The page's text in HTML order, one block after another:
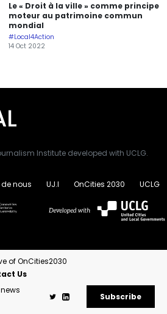
Le « Droit à la ville » comme principe
moteur au patrimoine commun
mondial
#Local4Action
14 Oct 2022
Institute developed with UCLG.
nous UJ.I OnCities 2030 UCLG
of OnCities2030
Us
Subscribe